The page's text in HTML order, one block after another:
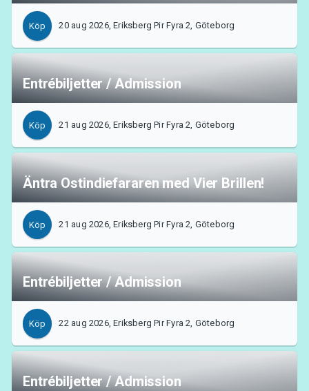
Köp 20 aug 2026, Eriksberg Pir Fyra 2, Göteborg
Entrébiljetter / Admission
Köp 21 aug 2026, Eriksberg Pir Fyra 2, Göteborg
Äntra Ostindiefararen med Vier Brillen!
Köp 21 aug 2026, Eriksberg Pir Fyra 2, Göteborg
Entrébiljetter / Admission
Köp 22 aug 2026, Eriksberg Pir Fyra 2, Göteborg
Entrébiljetter / Admission